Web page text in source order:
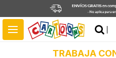
menu
TRABAJA
close